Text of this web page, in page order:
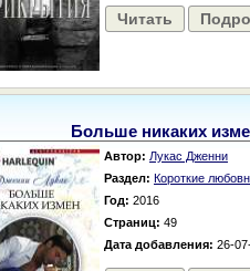
Читать
Больше никаких
Автор: Лукас Дженни
Раздел: Короткие
Год: 2016
Страниц: 49
Дата добавления: 26-